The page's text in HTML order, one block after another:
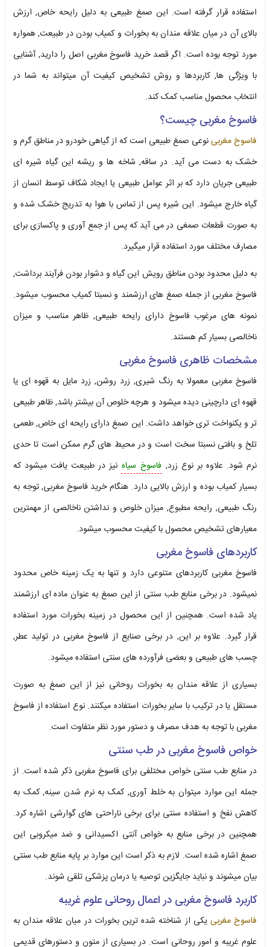
استفاده قرار گرفته است. این صمغ طبیعی به دلیل رایحه خاص, ارزش
بالای آن در میان علاقه مندان به بخورات و کمیاب بودن در طبیعت, همواره
مورد توجه بوده است. اگر قصد خرید فاسوخ مغربی اصل را دارید, آشنایی
با ویژگی ها, کاربردها و روش تشخیص کیفیت آن میتواند به شما در
انتخاب محصول مناسب کمک کند.
فاسوخ مغربی چیست؟
فاسوخ مغربینوعی صمغ طبیعی است که از گیاهی خودرو در مناطق گرم و
خشک به دست می آید. در ساقه, شاخه ها و ریشه این گیاه شیره ای
طبیعی جریان دارد که بر اثر عوامل طبیعی یا ایجاد شکاف توسط انسان از
گیاه خارج میشود. این شیره پس از تماس با هوا به تدریج خشک شده و
به صورت قطعات صمغی در می آید که پس از جمع آوری و پاکسازی برای
مصارف مختلف مورد استفاده قرار میگیرد.
به دلیل محدود بودن مناطق رویش این گیاه و دشوار بودن فرآیند برداشت,
فاسوخ مغربی از جمله صمغ های ارزشمند و نسبتا کمیاب محسوب میشود.
نمونه های مرغوب فاسوخ دارای رایحه طبیعی, ظاهر مناسب و میزان
ناخالصی بسیار کم هستند.
مشخصات ظاهری فاسوخ مغربی
فاسوخ مغربی معمولا به رنگ شیری, زرد روشن, زرد مایل به قهوه ای یا
قهوه ای دارچینی دیده میشود و هرچه خلوص آن بیشتر باشد, ظاهر طبیعی
تر و یکنواخت تری خواهد داشت. این صمغ دارای رایحه ای خاص, طعمی
تلخ و بافتی نسبتا سخت است و در محیط های گرم ممکن است تا حدی
نرم شود. علاوه بر نوع زرد, فاسوخ سیاه نیز در طبیعت یافت میشود که
بسیار کمیاب بوده و ارزش بالایی دارد. هنگام خرید فاسوخ مغربی, توجه به
رنگ طبیعی, رایحه مطبوع, میزان خلوص و نداشتن ناخالصی از مهمترین
معیارهای تشخیص محصول با کیفیت محسوب میشود.
کاربردهای فاسوخ مغربی
فاسوخ مغربی کاربردهای متنوعی دارد و تنها به یک زمینه خاص محدود
نمیشود. در برخی منابع طب سنتی از این صمغ به عنوان ماده ای ارزشمند
یاد شده است. همچنین از این محصول در زمینه بخورات مورد استفاده
قرار گیرد. علاوه بر این, در برخی صنایع از فاسوخ مغربی در تولید عطر,
چسب های طبیعی و بعضی فرآورده های سنتی استفاده میشود.
بسیاری از علاقه مندان به بخورات روحانی نیز از این صمغ به صورت
مستقل یا در ترکیب با سایر بخورات استفاده میکنند. نوع استفاده از فاسوخ
مغربی با توجه به هدف مصرف و دستور مورد نظر متفاوت است.
خواص فاسوخ مغربی در طب سنتی
در منابع طب سنتی خواص مختلفی برای فاسوخ مغربی ذکر شده است. از
جمله این موارد میتوان به خلط آوری, کمک به نرم شدن سینه, کمک به
کاهش نفخ و استفاده سنتی برای برخی ناراحتی های گوارشی اشاره کرد.
همچنین در برخی منابع به خواص آنتی اکسیدانی و ضد میکروبی این
صمغ اشاره شده است. لازم به ذکر است این موارد بر پایه منابع طب سنتی
بیان میشوند و نباید جایگزین توصیه یا درمان پزشکی تلقی شوند.
کاربرد فاسوخ مغربی در اعمال روحانی علوم غریبه
فاسوخ مغربی یکی از شناخته شده ترین بخورات در میان علاقه مندان به
علوم غریبه و امور روحانی است. در بسیاری از متون و دستورهای قدیمی